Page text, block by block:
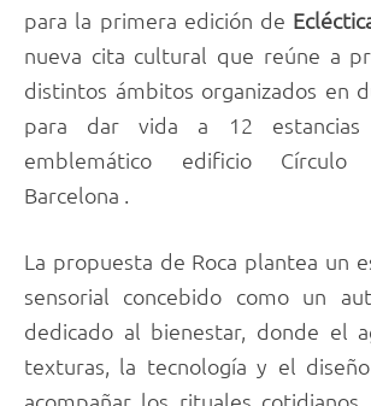
para la primera edición de
nueva cita cultural que reúne a
distintos ámbitos organizados en
para dar vida a 12
emblemático edificio Círculo
Barcelona .
La propuesta de Roca plantea un
sensorial concebido como un
dedicado al bienestar, donde el
texturas, la tecnología y el